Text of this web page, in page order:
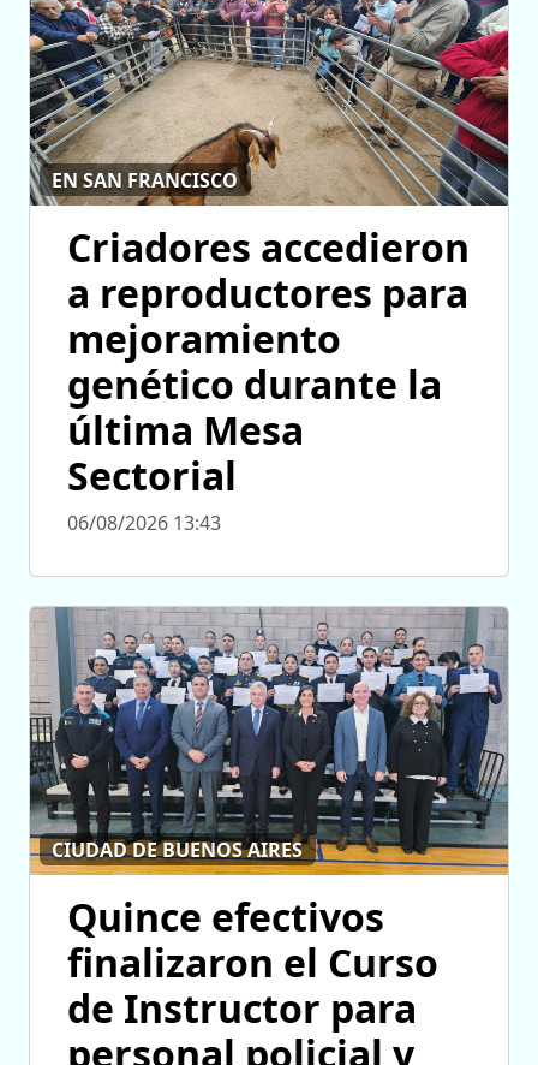
EN SAN FRANCISCO
Criadores accedieron
a reproductores para
mejoramiento
genético durante la
última Mesa
Sectorial
06/08/2026 13:43
CIUDAD DE BUENOS AIRES
Quince efectivos
finalizaron el Curso
de Instructor para
personal policial y